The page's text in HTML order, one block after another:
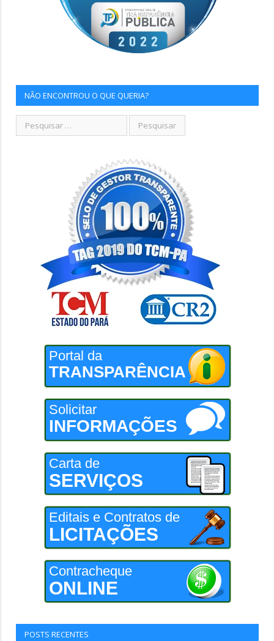
NÃO ENCONTROU O QUE QUERIA?
Portal da
TRANSPARÊNCIA
Solicitar
INFORMAÇÕES
Carta de
SERVIÇOS
Editais e Contratos de
LICITAÇÕES
Contracheque
ONLINE
POSTS RECENTES